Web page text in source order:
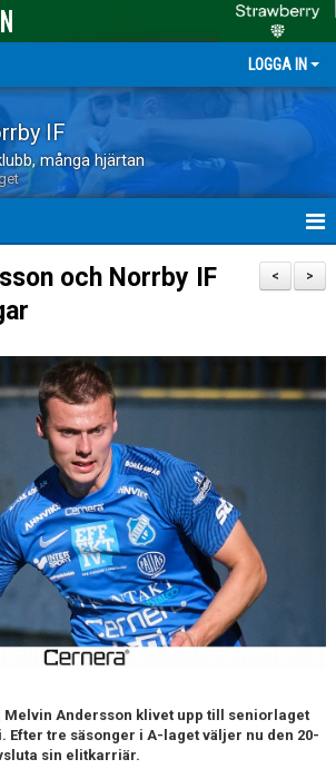
LOGGA IN
IF
många hjärtan
>
<
och Norrby IF
Melvin Andersson klivet upp till seniorlaget
Efter tre säsonger i A-laget väljer nu den 20-
sin elitkarriär.